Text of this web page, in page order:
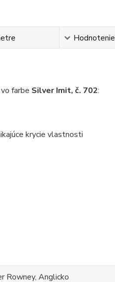
Hodnotenie
vo farbe Silver Imit, č. 702:
krycie vlastnosti
Rowney, Anglicko